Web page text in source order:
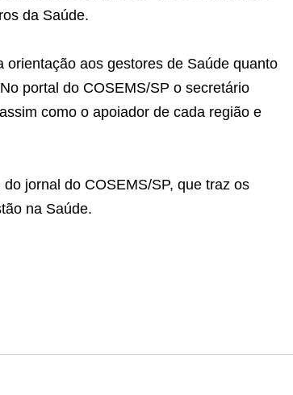
da Saúde.
aos gestores de Saúde quanto
portal do COSEMS/SP o secretário
como o apoiador de cada região e
jornal do COSEMS/SP, que traz os
na Saúde.